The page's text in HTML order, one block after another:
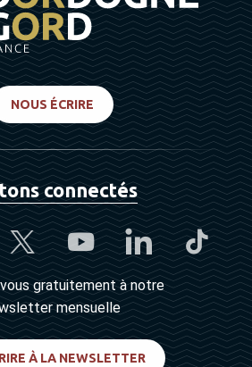
NOUS ÉCRIRE
connectés
gratuitement à notre
mensuelle
À LA NEWSLETTER